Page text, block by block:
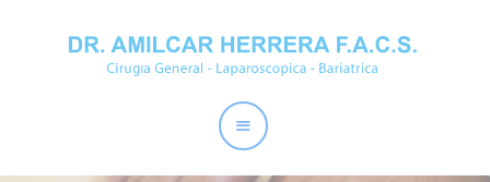
Dr. Amílcar Herrera
Perder Peso